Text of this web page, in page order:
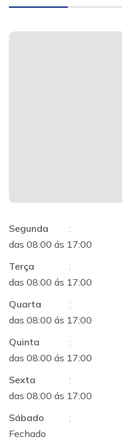
Segunda
:
das 08:00 ás 17:00
Terça
:
das 08:00 ás 17:00
Quarta
:
das 08:00 ás 17:00
Quinta
:
das 08:00 ás 17:00
Sexta
:
das 08:00 ás 17:00
Sábado
:
Fechado